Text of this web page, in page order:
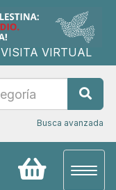
VISITA VIRTUAL
Busca avanzada